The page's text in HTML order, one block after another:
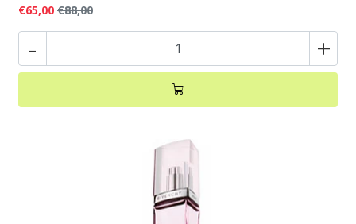
€65,00 €88,00
- +